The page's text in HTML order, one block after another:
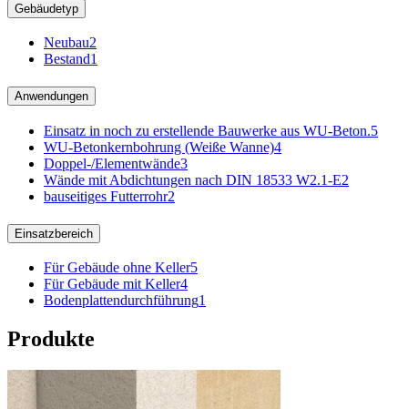
Gebäudetyp
Neubau2
Bestand1
Anwendungen
Einsatz in noch zu erstellende Bauwerke aus WU-Beton.5
WU-Betonkernbohrung (Weiße Wanne)4
Doppel-/Elementwände3
Wände mit Abdichtungen nach DIN 18533 W2.1-E2
bauseitiges Futterrohr2
Einsatzbereich
Für Gebäude ohne Keller5
Für Gebäude mit Keller4
Bodenplattendurchführung1
Produkte